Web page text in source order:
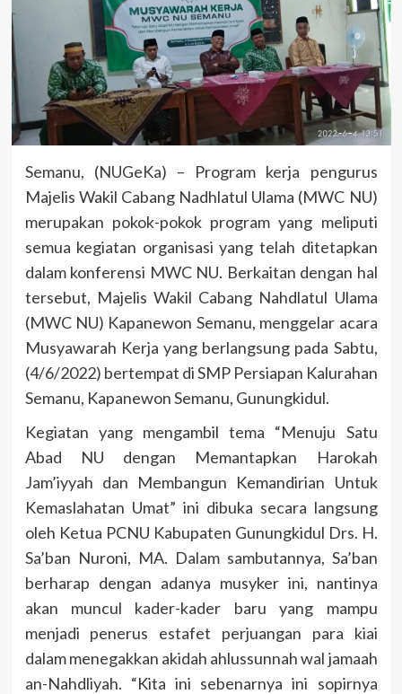
Semanu, (NUGeKa) – Program kerja pengurus
Majelis Wakil Cabang Nadhlatul Ulama (MWC NU)
merupakan pokok-pokok program yang meliputi
semua kegiatan organisasi yang telah ditetapkan
dalam konferensi MWC NU. Berkaitan dengan hal
tersebut, Majelis Wakil Cabang Nahdlatul Ulama
(MWC NU) Kapanewon Semanu, menggelar acara
Musyawarah Kerja yang berlangsung pada Sabtu,
(4/6/2022) bertempat di SMP Persiapan Kalurahan
Semanu, Kapanewon Semanu, Gunungkidul.
Kegiatan yang mengambil tema “Menuju Satu
Abad NU dengan Memantapkan Harokah
Jam’iyyah dan Membangun Kemandirian Untuk
Kemaslahatan Umat” ini dibuka secara langsung
oleh Ketua PCNU Kabupaten Gunungkidul Drs. H.
Sa’ban Nuroni, MA. Dalam sambutannya, Sa’ban
berharap dengan adanya musyker ini, nantinya
akan muncul kader-kader baru yang mampu
menjadi penerus estafet perjuangan para kiai
dalam menegakkan akidah ahlussunnah wal jamaah
an-Nahdliyah. “Kita ini sebenarnya ini sopirnya